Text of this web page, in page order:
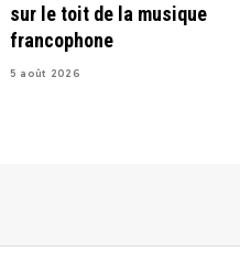
sur le toit de la musique
francophone
5 août 2026